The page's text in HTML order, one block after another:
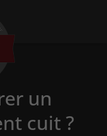
un
cuit ?